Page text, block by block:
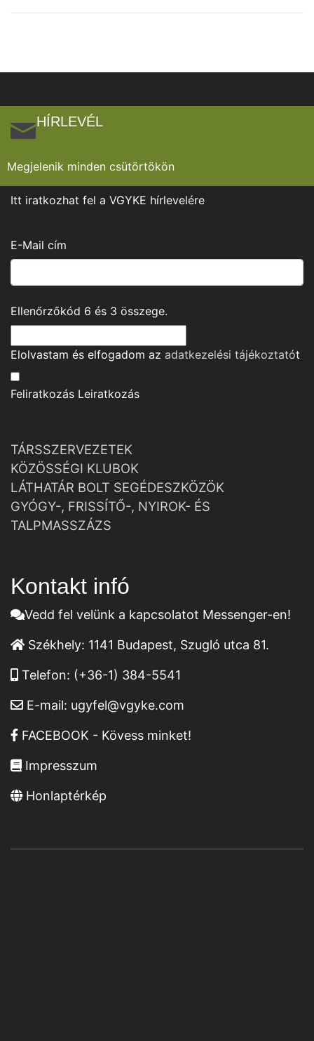
HÍRLEVÉL
Megjelenik minden csütörtökön
Itt iratkozhat fel a VGYKE hírlevelére
E-Mail cím
Ellenőrzőkód 6 és 3 összege.
Elolvastam és elfogadom az adatkezelési tájékoztatót
Feliratkozás Leiratkozás
TÁRSSZERVEZETEK
KÖZÖSSÉGI KLUBOK
LÁTHATÁR BOLT SEGÉDESZKÖZÖK
GYÓGY-, FRISSÍTŐ-, NYIROK- ÉS
TALPMASSZÁZS
Kontakt infó
Vedd fel velünk a kapcsolatot Messenger-en!
Székhely: 1141 Budapest, Szugló utca 81.
Telefon: (+36-1) 384-5541
E-mail: ugyfel@vgyke.com
FACEBOOK - Kövess minket!
Impresszum
Honlaptérkép